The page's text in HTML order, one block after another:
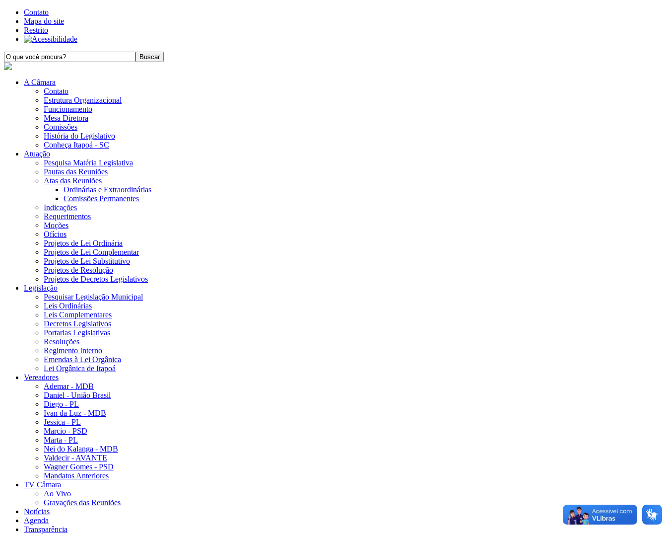
Contato
Mapa do site
Restrito
A Câmara
Contato
Estrutura Organizacional
Funcionamento
Mesa Diretora
Comissões
História do Legislativo
Conheça Itapoá - SC
Atuação
Pesquisa Matéria Legislativa
Pautas das Reuniões
Atas das Reuniões
Ordinárias e Extraordinárias
Comissões Permanentes
Indicações
Requerimentos
Moções
Ofícios
Projetos de Lei Ordinária
Projetos de Lei Complementar
Projetos de Lei Substitutivo
Projetos de Resolução
Projetos de Decretos Legislativos
Legislação
Pesquisar Legislação Municipal
Leis Ordinárias
Leis Complementares
Decretos Legislativos
Portarias Legislativas
Resoluções
Regimento Interno
Emendas à Lei Orgânica
Lei Orgânica de Itapoá
Vereadores
Ademar - MDB
Daniel - União Brasil
Diego - PL
Ivan da Luz - MDB
Jessica - PL
Marcio - PSD
Marta - PL
Nei do Kalanga - MDB
Valdecir - AVANTE
Wagner Gomes - PSD
Mandatos Anteriores
TV Câmara
Ao Vivo
Gravações das Reuniões
Notícias
Agenda
Transparência